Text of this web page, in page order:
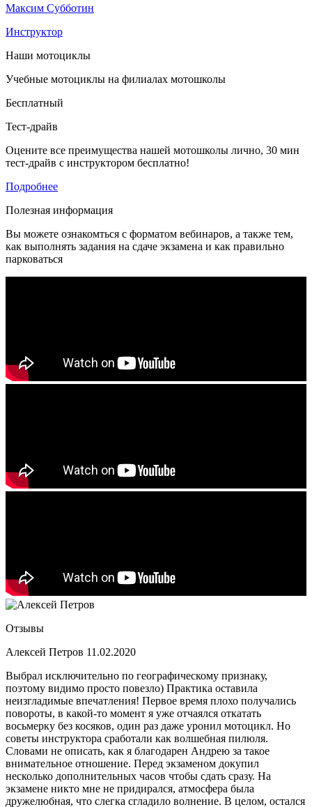
Максим Субботин
Инструктор
Наши мотоциклы
Учебные мотоциклы на филиалах мотошколы
Бесплатный
Тест-драйв
Оцените все преимущества нашей мотошколы лично, 30 мин
тест-драйв с инструктором бесплатно!
Подробнее
Полезная информация
Вы можете ознакомться с форматом вебинаров, а также тем,
как выполнять задания на сдаче экзамена и как правильно
парковаться
Отзывы
Алексей Петров 11.02.2020
Выбрал исключительно по географическому признаку,
поэтому видимо просто повезло) Практика оставила
неизгладимые впечатления! Первое время плохо получались
повороты, в какой-то момент я уже отчаялся откатать
восьмерку без косяков, один раз даже уронил мотоцикл. Но
советы инструктора сработали как волшебная пилюля.
Словами не описать, как я благодарен Андрею за такое
внимательное отношение. Перед экзаменом докупил
несколько дополнительных часов чтобы сдать сразу. На
экзамене никто мне не придирался, атмосфера была
дружелюбная, что слегка сгладило волнение. В целом, остался